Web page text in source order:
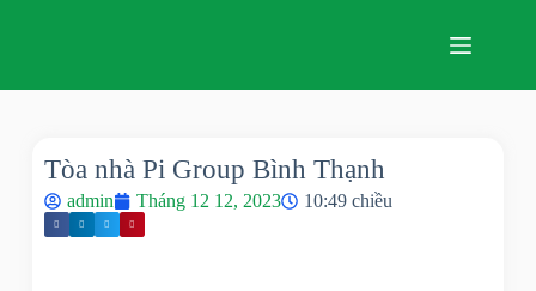
Tòa nhà Pi Group Bình Thạnh
admin Tháng 12 12, 2023 10:49 chiều